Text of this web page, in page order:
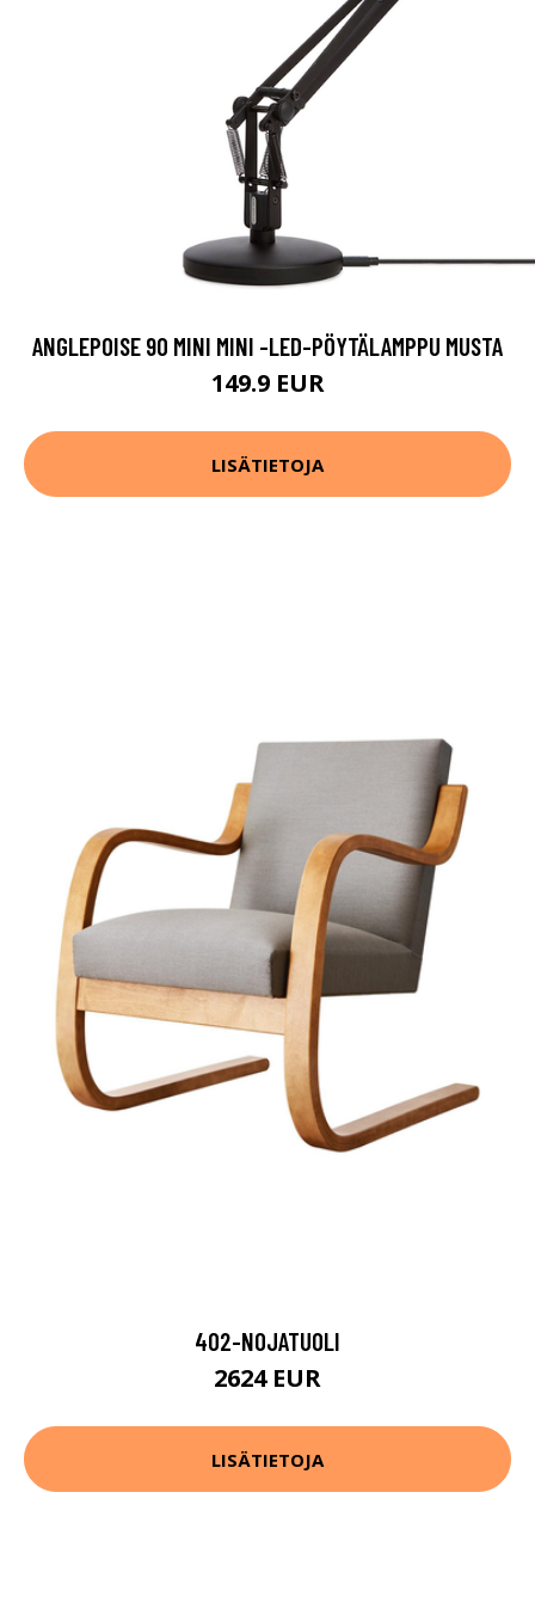
ANGLEPOISE 90 MINI MINI -LED-PÖYTÄLAMPPU MUSTA
149.9 EUR
LISÄTIETOJA
402-NOJATUOLI
2624 EUR
LISÄTIETOJA